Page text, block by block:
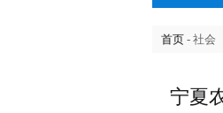
首页 - 社会
宁夏